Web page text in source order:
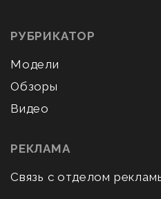
РУБРИКАТОР
Модели
Обзоры
Видео
РЕКЛАМА
Связь с отделом